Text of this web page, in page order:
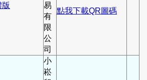
易
有
限
公
司
點我下載QR圖碼
小
崧